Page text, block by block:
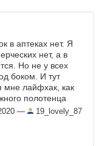
в аптеках нет. Я
нет, а в
Но не у всех
боком. И тут
мне лайфхак, как
полотенца
я сооружаю
— 19_lovely_87